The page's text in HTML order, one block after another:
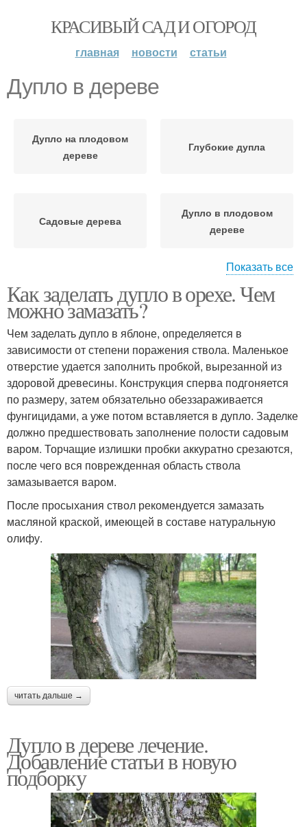
КРАСИВЫЙ САД И ОГОРОД
главная новости статьи
Дупло в дереве
Дупло на плодовом
дереве
Глубокие дупла
Садовые дерева
Дупло в плодовом
дереве
деревьях
Показать все
Как заделать дупло в орехе. Чем
можно замазать?
Чем заделать дупло в яблоне, определяется в
зависимости от степени поражения ствола. Маленькое
отверстие удается заполнить пробкой, вырезанной из
здоровой древесины. Конструкция сперва подгоняется
по размеру, затем обязательно обеззараживается
фунгицидами, а уже потом вставляется в дупло. Заделке
должно предшествовать заполнение полости садовым
варом. Торчащие излишки пробки аккуратно срезаются,
после чего вся поврежденная область ствола
замазывается варом.
После просыхания ствол рекомендуется замазать
масляной краской, имеющей в составе натуральную
олифу.
читать дальше →
Дупло в дереве лечение.
Добавление статьи в новую
подборку